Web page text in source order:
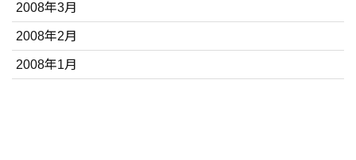
2008年3月
2008年2月
2008年1月